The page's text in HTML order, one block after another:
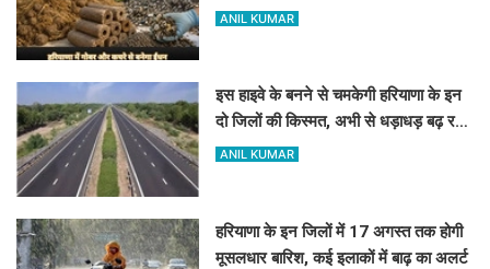
मिलेगा रोजगार
ANIL KUMAR
इस हाइवे के बनने से चमकेगी हरियाणा के इन
दो जिलों की किस्मत, अभी से धड़ाधड़ बढ़ रहे
हैं जमीन के रेट
ANIL KUMAR
हरियाणा के इन जिलों में 17 अगस्त तक होगी
मूसलधार बारिश, कई इलाकों में बाढ़ का अलर्ट